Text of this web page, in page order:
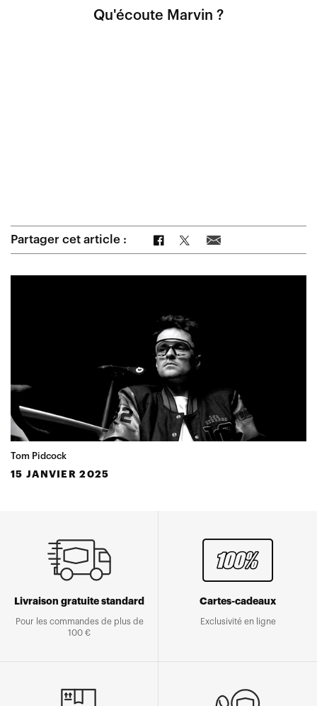
Qu'écoute Marvin ?
Partager cet article : Partager sur Facebook
Partager sur TwitterPartager par e-mail
Tom Pidcock
15 JANVIER 2025
Livraison gratuite standard
Pour les commandes de plus de
100 €
Cartes-cadeaux
Exclusivité en ligne